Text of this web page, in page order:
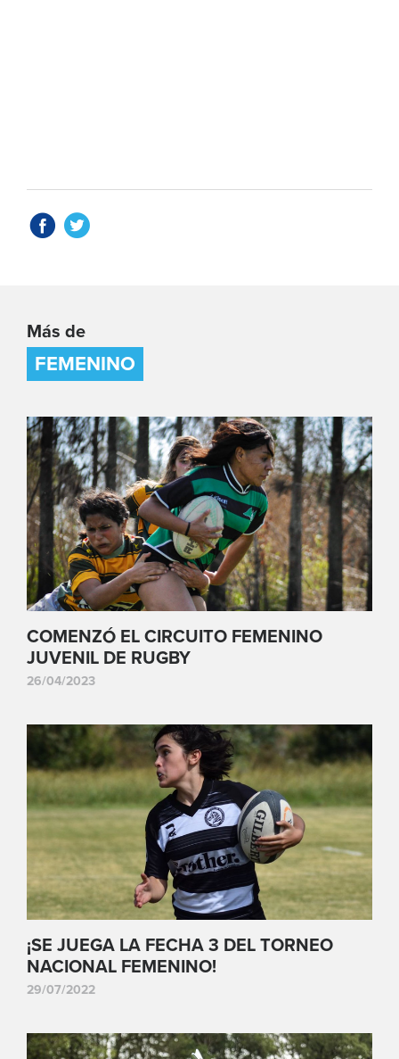
Más de
FEMENINO
COMENZÓ EL CIRCUITO FEMENINO
JUVENIL DE RUGBY
26/04/2023
¡SE JUEGA LA FECHA 3 DEL TORNEO
NACIONAL FEMENINO!
29/07/2022